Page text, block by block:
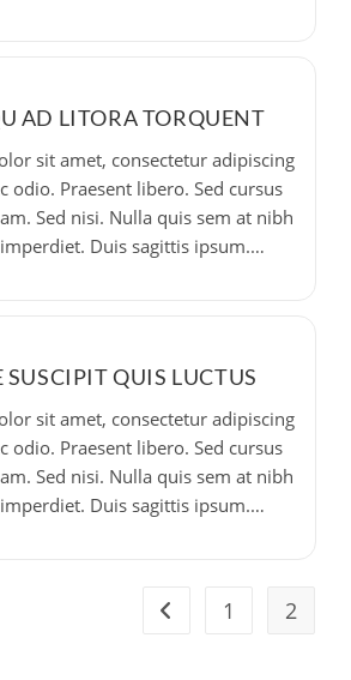
AD LITORA TORQUENT
sit amet, consectetur adipiscing
odio. Praesent libero. Sed cursus
Sed nisi. Nulla quis sem at nibh
Duis sagittis ipsum.…
SUSCIPIT QUIS LUCTUS
sit amet, consectetur adipiscing
odio. Praesent libero. Sed cursus
Sed nisi. Nulla quis sem at nibh
Duis sagittis ipsum.…
Go to the previous
1 2